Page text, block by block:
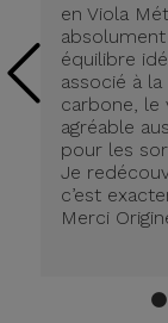
en Viola
équilibre
associé à
carbone, le
agréable
pour les
Je
c’est
Merci
1